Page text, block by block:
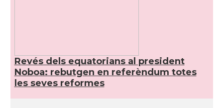
Revés dels equatorians al president
Noboa: rebutgen en referèndum totes
les seves reformes